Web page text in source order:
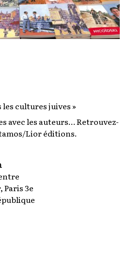
les cultures juives »
avec les auteurs… Retrouvez-
Lior éditions.
Paris 3e